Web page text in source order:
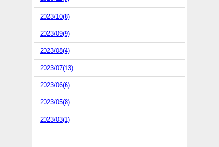
2023/10(8)
2023/09(9)
2023/08(4)
2023/07(13)
2023/06(6)
2023/05(8)
2023/03(1)